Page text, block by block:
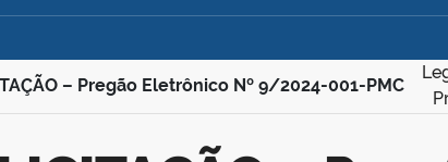
– Pregão Eletrônico Nº 9/2024-001-PMC